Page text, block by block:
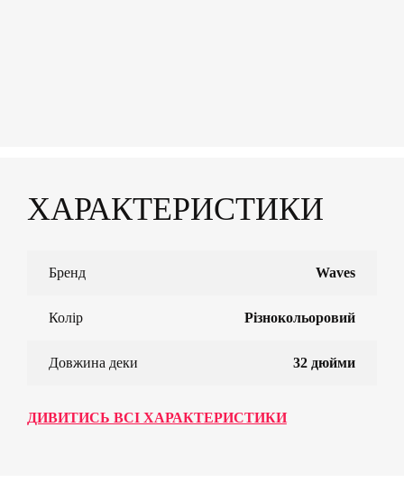
ХАРАКТЕРИСТИКИ
Бренд Waves
Колір Різнокольоровий
Довжина деки 32 дюйми
ДИВИТИСЬ ВСІ ХАРАКТЕРИСТИКИ